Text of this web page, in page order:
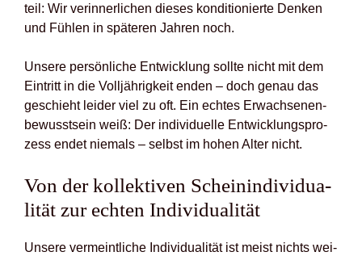
teil: Wir ver­in­ner­li­chen die­ses kon­di­tio­nier­te Den­ken
und Füh­len in spä­te­ren Jah­ren noch.
Unse­re per­sön­li­che Ent­wick­lung soll­te nicht mit dem
Ein­tritt in die Voll­jäh­rig­keit enden – doch genau das
geschieht lei­der viel zu oft. Ein ech­tes Erwach­se­nen­
be­wusst­sein weiß: Der indi­vi­du­el­le Ent­wick­lungs­pro­
zess endet nie­mals – selbst im hohen Alter nicht.
Von der kol­lek­ti­ven Schein­in­di­vi­dua­
li­tät zur ech­ten Indi­vi­dua­li­tät
Unse­re ver­meint­li­che Indi­vi­dua­li­tät ist meist nichts wei­